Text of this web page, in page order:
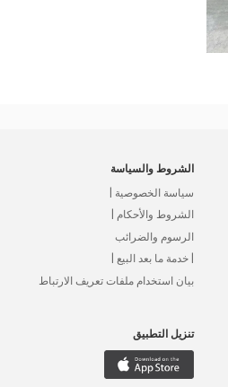
الشروط والسياسة
سياسة الخصوصية |
الشروط والأحكام |
الرسوم والضرائب
| خدمة ما بعد البيع |
بيان استخدام ملفات تعريف الارتباط
تنزيل التطبيق